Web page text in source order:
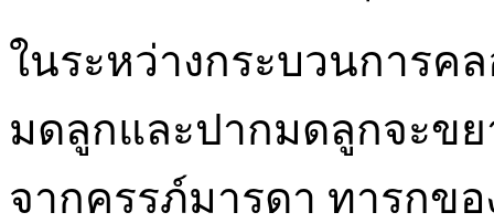
ในระหว่างกระบวนการค
มดลูกและปากมดลูกจะข
จากครรภ์มารดา ทารกข